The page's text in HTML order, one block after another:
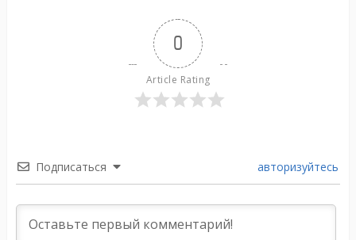
0
Article Rating
Подписаться авторизуйтесь